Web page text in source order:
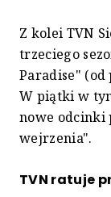
Z kolei TVN
trzeciego
Paradise" (od
W piątki w
nowe odcinki
wejrzenia".
TVN ratuje